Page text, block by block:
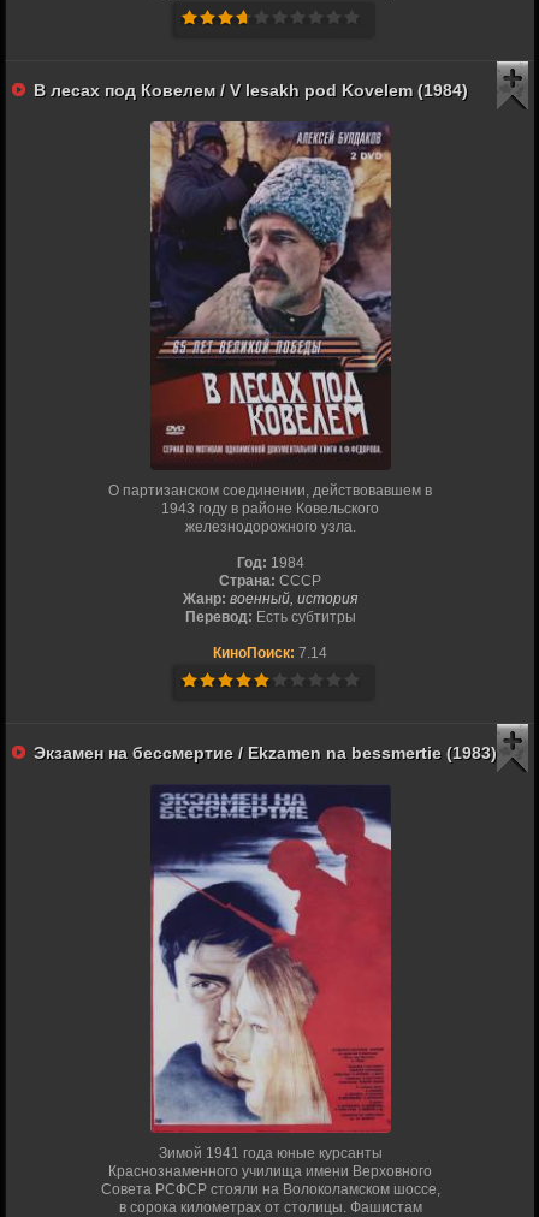
В лесах под Ковелем / V lesakh pod Kovelem (1984)
О партизанском соединении, действовавшем в
1943 году в районе Ковельского
железнодорожного узла.
Год: 1984
Страна: СССР
Жанр: военный, история
Перевод: Есть субтитры
КиноПоиск: 7.14
Экзамен на бессмертие / Ekzamen na bessmertie (1983)
Зимой 1941 года юные курсанты
Краснознаменного училища имени Верховного
Совета РСФСР стояли на Волоколамском шоссе,
в сорока километрах от столицы. Фашистам